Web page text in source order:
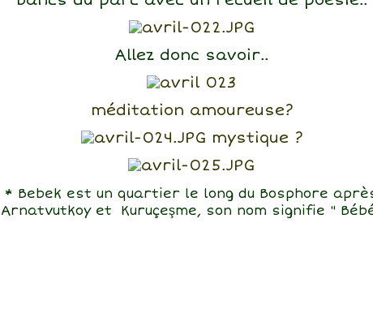
Allez donc savoir..
méditation amoureuse?
mystique ?
* Bebek est un quartier le long du Bosphore
Arnatvutkoy et Kuruçeşme, son nom signifie "